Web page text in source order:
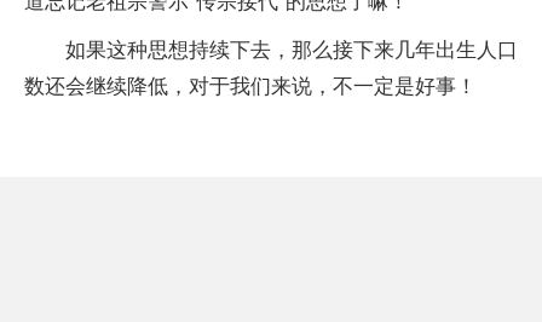
如果这种思想持续下去，那么接下来几年出生人口
数还会继续降低，对于我们来说，不一定是好事！